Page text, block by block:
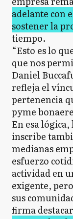
adelante con
sostener la
tiempo.
“Esto es lo
que nos
Daniel
refleja el
pertenencia
pyme
En esa
inscribe
medianas
esfuerzo
actividad en
exigente,
sus
firma